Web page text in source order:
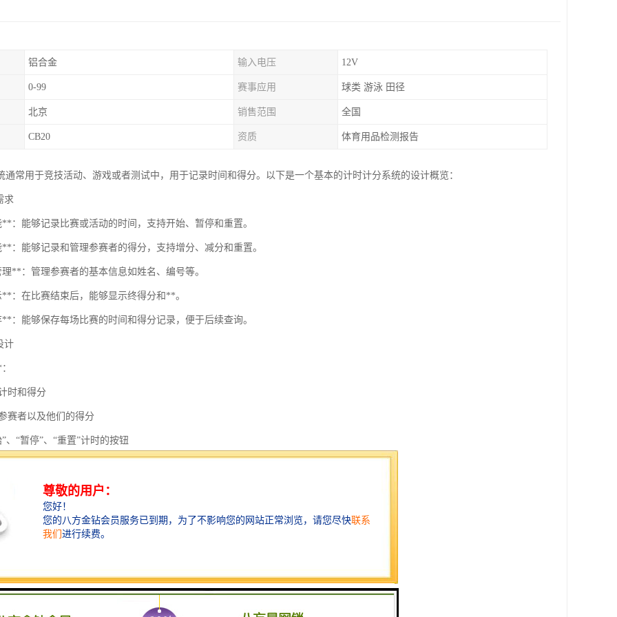
铝合金 输入电压 12V
0-99 赛事应用 球类 游泳 田径
北京 销售范围 全国
CB20 资质 体育用品检测报告
通常用于竞技活动、游戏或者测试中，用于记录时间和得分。以下是一个基本的计时计分系统的设计概览：
求
：能够记录比赛或活动的时间，支持开始、暂停和重置。
：能够记录和管理参赛者的得分，支持增分、减分和重置。
**：管理参赛者的基本信息如姓名、编号等。
：在比赛结束后，能够显示终得分和**。
：能够保存每场比赛的时间和得分记录，便于后续查询。
计
时和得分
赛者以及他们的得分
“暂停”、“重置”计时的按钮
赛者的终得分
现
：可根据需求选择，如Python、Java、JavaScript等。